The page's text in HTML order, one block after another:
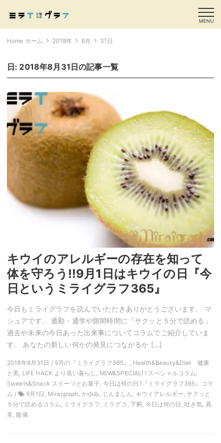
MENU
Home ホーム 2018年 8月 31日
日: 2018年8月31日の記事一覧
キウイのアレルギーの存在を知って
体を守ろう!!9月1日はキウイの日『今
日というミライグラフ365』
今日もミライグラフを読んでいただきありがとうございます。 マ
シュアです。 通勤・通学や隙間時間に『サクッと５分で読める』
過去や未来の今日あった出来事についてコラムでご紹介していま
す。 あなたの新しい何かの発見につながるか […]
2018年8月31日 / 9月の『ミライグラフ365』, Health&Beauty&Diet 健康
と美, LIFE HACK より良い暮らし, NEW&SPECIAL! ! スペシャルコラム,
Sweets&Snack スイーツとお菓子, 今日は何の日?『ミライグラフ365』コラ
ム /
9月1日, Miraigraph, かゆみ, じんましん, キウイアレルギー, サクッと
５分で読めるコラム, ミライグラフ, ミラグラ, 下痢, 今日は何の日, 吐き気, 異
常, 腹痛